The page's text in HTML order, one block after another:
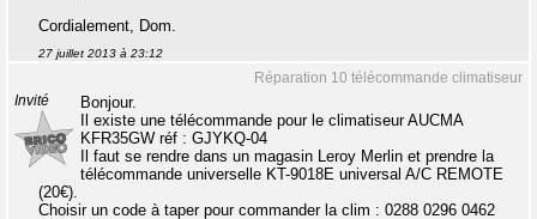
Cordialement, Dom.
27 juillet 2013 à 23:12
Réparation 10 télécommande climatiseur
Invité
Bonjour.
Il existe une télécommande pour le climatiseur AUCMA
KFR35GW réf : GJYKQ-04
Il faut se rendre dans un magasin Leroy Merlin et prendre la
télécommande universelle KT-9018E universal A/C REMOTE
(20€).
Choisir un code à taper pour commander la clim : 0288 0296 0462